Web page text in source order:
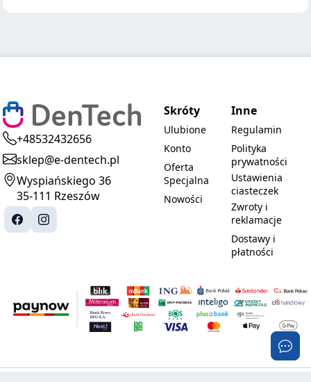
+48532432656
sklep@e-dentech.pl
Wyspiańskiego 36
35-111 Rzeszów
Skróty
Ulubione
Konto
Oferta
Specjalna
Nowości
Inne
Regulamin
Polityka
prywatności
Ustawienia
ciasteczek
Zwroty i
reklamacje
Dostawy i
płatności